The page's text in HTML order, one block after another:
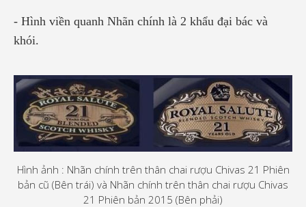
- Hình viền quanh Nhãn chính là 2 khẩu đại bác và
khói.
Hình ảnh : Nhãn chính trên thân chai rượu Chivas 21 Phiên
bản cũ (Bên trái) và Nhãn chính trên thân chai rượu Chivas
21 Phiên bản 2015 (Bên phải)